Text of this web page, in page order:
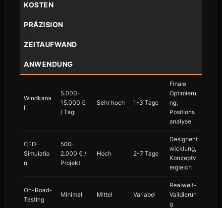
KOSTEN
PRÄZISION
ZEITAUFWAND
ANWENDUNG
Windkana
l
5.000-
15.000 €
/ Tag
Sehr hoch 1-3 Tage
Finale
Optimieru
ng,
Positions
analyse
CFD-
Simulatio
n
500-
2.000 € /
Projekt
Hoch 2-7 Tage
Designent
wicklung,
Konzeptv
ergleich
On-Road-
Testing
Minimal Mittel Variabel
Realwelt-
Validierun
g